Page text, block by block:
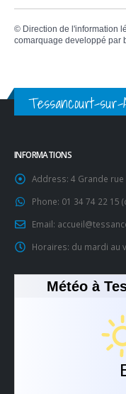
© Direction de l'information
comarquage developpé par
Tessancourt-sur-
INFORMATIONS
Address: 4 Grande
Phone: 01 34 74 22 15
Email:
Horaires: du mardi au
Météo à